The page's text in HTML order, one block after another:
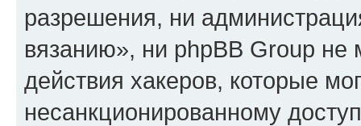
разрешения, ни
вязанию», ни phpBB Group не
действия хакеров, которые
несанкционированному